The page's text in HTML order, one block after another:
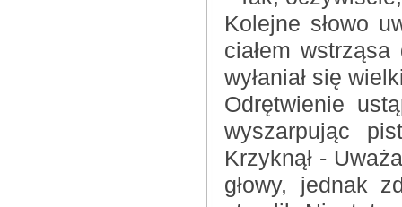
Kolejne słowo
ciałem
wyłaniał się
Odrętwienie
wyszarpując
Krzyknął -
głowy, jednak